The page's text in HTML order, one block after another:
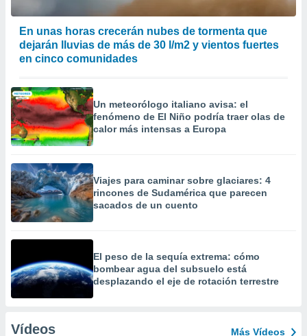
En unas horas crecerán nubes de tormenta que
dejarán lluvias de más de 30 l/m2 y vientos fuertes
en cinco comunidades
Un meteorólogo italiano avisa: el
fenómeno de El Niño podría traer olas de
calor más intensas a Europa
Viajes para caminar sobre glaciares: 4
rincones de Sudamérica que parecen
sacados de un cuento
El peso de la sequía extrema: cómo
bombear agua del subsuelo está
desplazando el eje de rotación terrestre
Vídeos Más Vídeos